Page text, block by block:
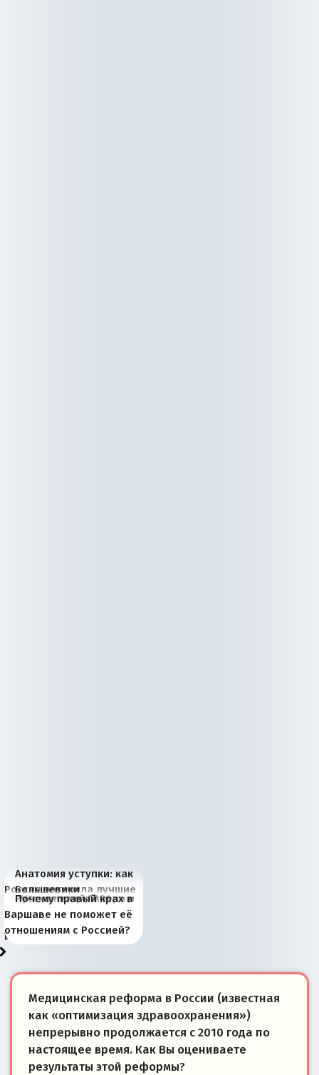
Анатомия уступки: как
Россия потеряла лучшие
рыбопромысловые
районы Баренцева
моря
Большевики
отличаются от «Яблока»
тем, что они -
победители
Киевская марионетка
Запада рассказала о
«переобувании» хозяев
В России назрели
перемены: 15 шагов к
суверенной экономике
Миграционный пожар
Европы
Россия начинает
сбрасывать балласт
Анкориджа
Россия зимой 1904
года: первые уступки во
внутренней политике
Русская нация вчера и
сегодня
Почему правый крах в
Варшаве не поможет её
отношениям с Россией?
Медицинская реформа в России (известная
как «оптимизация здравоохранения»)
непрерывно продолжается с 2010 года по
настоящее время. Как Вы оцениваете
результаты этой реформы?